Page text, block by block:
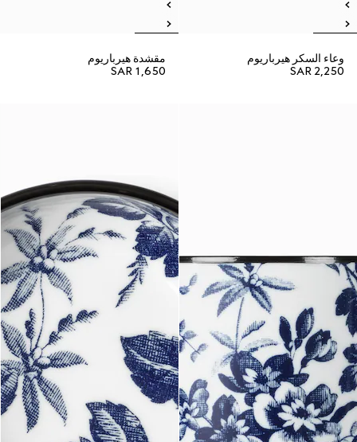
وعاء السكر هيرباريوم
SAR 2,250
مقشدة هيرباريوم
SAR 1,650